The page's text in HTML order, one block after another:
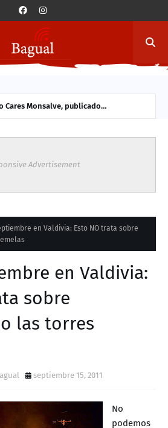
Cares Monsalve, publicado
Advertisement
en Valdivia: Esto NO trata sobre
en Valdivia:
sobre
las torres
septiembre 15, 2011
No
podemos